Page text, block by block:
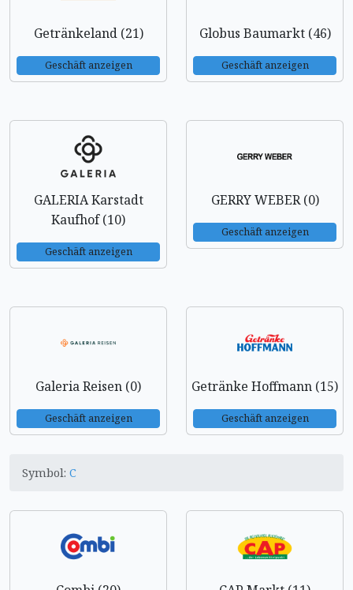
Getränkeland (21)
Geschäft anzeigen
Globus Baumarkt (46)
Geschäft anzeigen
GALERIA Karstadt
Kaufhof (10)
Geschäft anzeigen
GERRY WEBER (0)
Geschäft anzeigen
Galeria Reisen (0)
Geschäft anzeigen
Getränke Hoffmann (15)
Geschäft anzeigen
Symbol: C